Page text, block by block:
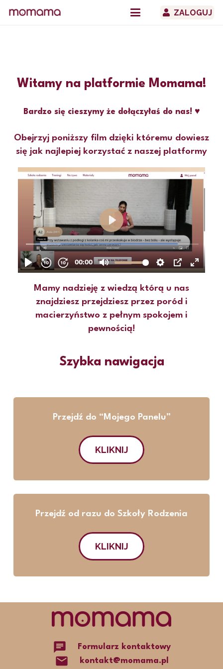
ZALOGUJ
Witamy na platformie Momama!
Bardzo się cieszymy że dołączyłaś do nas! ♥
Obejrzyj poniższy film dzięki któremu dowiesz
się jak najlepiej korzystać z naszej platformy
Mamy nadzieję z wiedzą którą u nas
znajdziesz przejdziesz przez poród i
macierzyństwo z pełnym spokojem i
pewnością!
Szybka nawigacja
Przejdź do “Mojego Panelu”
KLIKNIJ
Przejdź od razu do Szkoły Rodzenia
KLIKNIJ
chat Formularz kontaktowy
mail kontakt@momama.pl